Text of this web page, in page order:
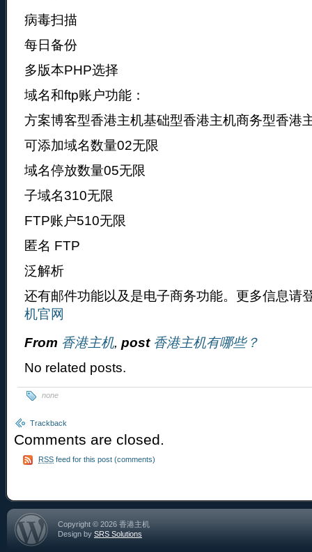
病毒扫描
每日备份
多版本PHP选择
域名和ftp账户功能：
方案博客型香港主机基础型香港主机商务型香港
可添加域名数量02无限
域名停放数量05无限
子域名310无限
FTP账户510无限
匿名 FTP
泛解析
还有邮件功能以及是电子商务功能。更多信息请
机官网
From 香港主机, post 香港主机有哪些？
No related posts.
none
Trackback
Comments are closed.
RSS feed for this post (comments)
Copyright © 2026 香港主机
Design by SRS Solutions